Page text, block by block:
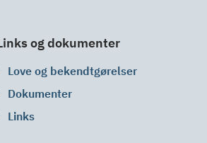
og dokumenter
Love og bekendtgørelser
Dokumenter
Links